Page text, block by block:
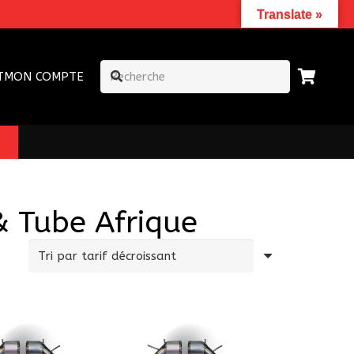
MON COMPTE
Tube Afrique
Translate »